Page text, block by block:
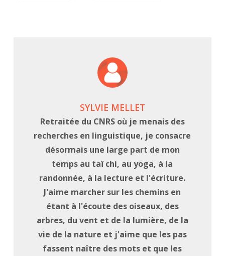
SYLVIE MELLET
Retraitée du CNRS où je menais des
recherches en linguistique, je consacre
désormais une large part de mon
temps au taï chi, au yoga, à la
randonnée, à la lecture et l'écriture.
J'aime marcher sur les chemins en
étant à l'écoute des oiseaux, des
arbres, du vent et de la lumière, de la
vie de la nature et j'aime que les pas
fassent naître des mots et que les